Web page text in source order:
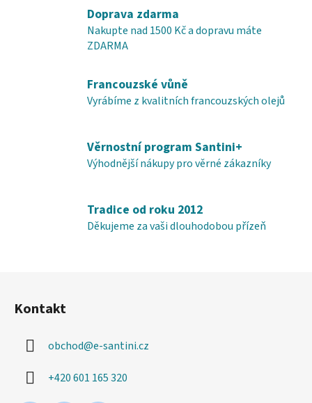
c
í
k
y
p
i
n
í
Doprava zdarma
Nakupte nad 1500 Kč a dopravu máte
ZDARMA
Francouzské vůně
Vyrábíme z kvalitních francouzských olejů
Věrnostní program Santini+
Výhodnější nákupy pro věrné zákazníky
Tradice od roku 2012
Děkujeme za vaši dlouhodobou přízeň
Kontakt
obchod@e-santini.cz
+420 601 165 320